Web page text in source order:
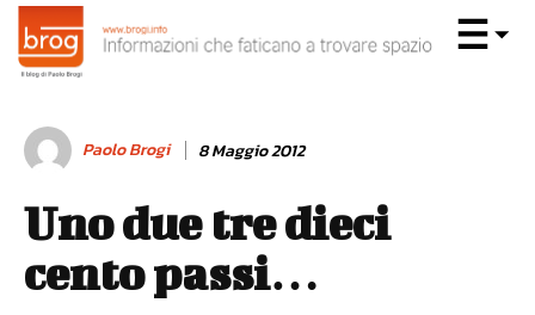
Paolo Brogi 8 Maggio 2012
Uno due tre dieci
cento passi…